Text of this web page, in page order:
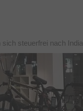
steuerfrei nach